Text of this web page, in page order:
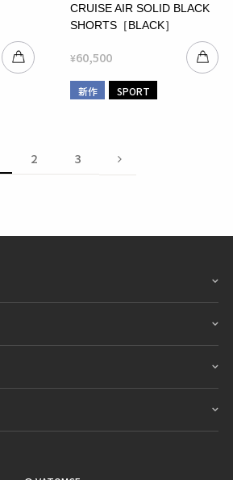
CRUISE AIR SOLID BLACK
SHORTS［BLACK］
¥60,500
新作 SPORT
2 3